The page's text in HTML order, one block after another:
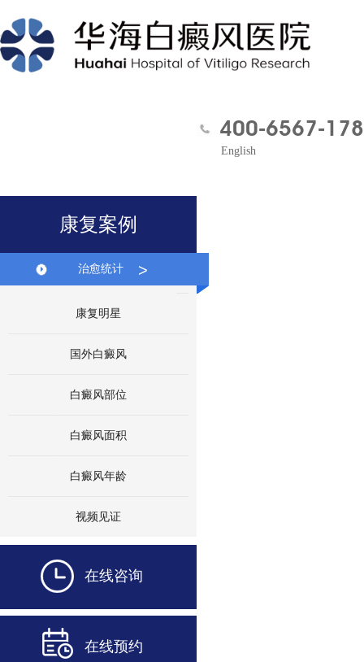
400-6567-178
English
康复案例
治愈统计 >
康复明星
国外白癜风
白癜风部位
白癜风面积
白癜风年龄
视频见证
在线咨询
在线预约